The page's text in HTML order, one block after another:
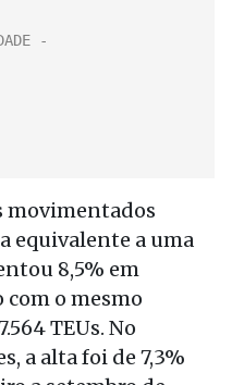
movimentados
equivalente a uma
8,5% em
com o mesmo
TEUs. No
a alta foi de 7,3%